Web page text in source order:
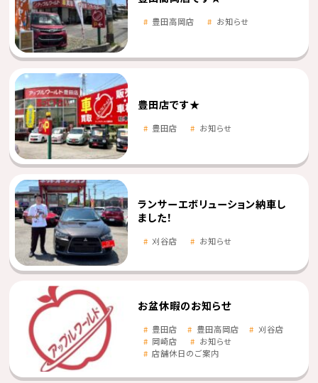
豊田高岡店 お知らせ
豊田店です★
豊田店 お知らせ
ランサーエボリューション納車し
ました！
刈谷店 お知らせ
お盆休暇のお知らせ
豊田店 豊田高岡店
刈谷店
岡崎店
お知らせ
店舗休日のご案内